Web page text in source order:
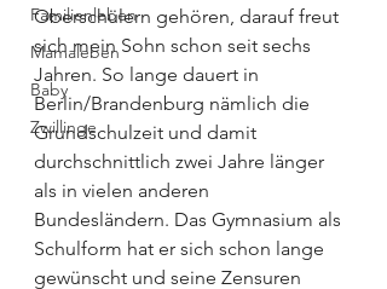
Familienleben
Mamaleben
Baby
Zwillinge
Oberschülern gehören, darauf freut
sich mein Sohn schon seit sechs
Jahren. So lange dauert in
Berlin/Brandenburg nämlich die
Grundschulzeit und damit
durchschnittlich zwei Jahre länger
als in vielen anderen
Bundesländern. Das Gymnasium als
Schulform hat er sich schon lange
gewünscht und seine Zensuren